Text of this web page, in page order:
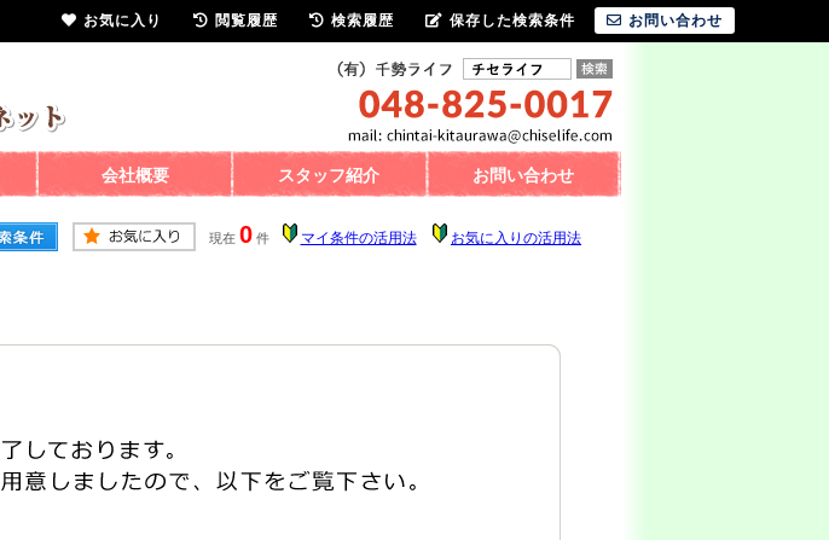
会社概要 スタッフ紹介 お問い合わせ
現在 0 件 マイ条件の活用法 お気に入りの活用法
お気に入り 閲覧履歴 検索履歴 保存した検索条件 お問い合わせ